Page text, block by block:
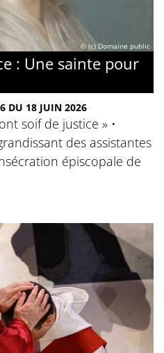
© (c) Domaine public
: Une sainte pour
DU 18 JUIN 2026
soif de justice » •
des assistantes
épiscopale de